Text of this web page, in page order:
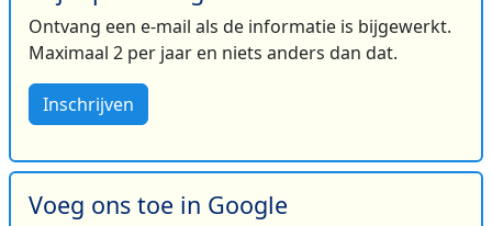
Ontvang een e-mail als de informatie is bijgewerkt.
Maximaal 2 per jaar en niets anders dan dat.
Inschrijven
Voeg ons toe in Google